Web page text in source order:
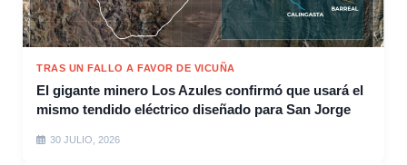
TRAS UN FALLO A FAVOR DE VICUÑA
El gigante minero Los Azules confirmó que usará el
mismo tendido eléctrico diseñado para San Jorge
30 JULIO, 2026